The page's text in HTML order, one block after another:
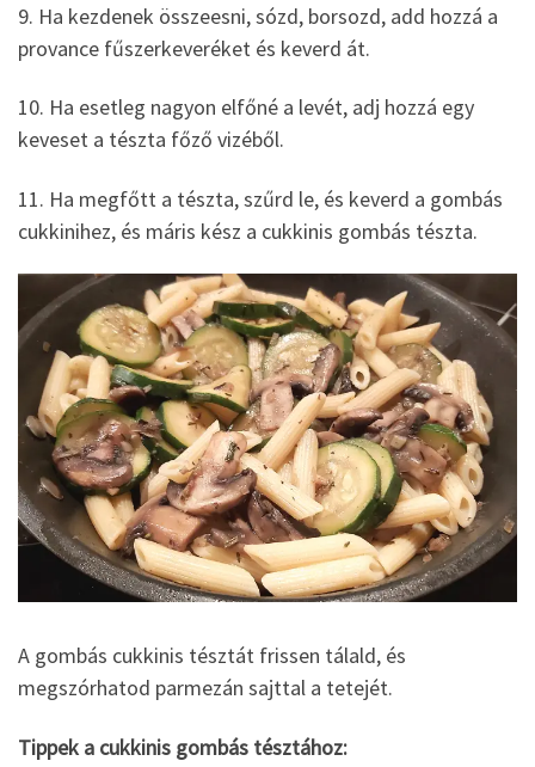
9. Ha kezdenek összeesni, sózd, borsozd, add hozzá a
provance fűszerkeveréket és keverd át.
10. Ha esetleg nagyon elfőné a levét, adj hozzá egy
keveset a tészta főző vizéből.
11. Ha megfőtt a tészta, szűrd le, és keverd a gombás
cukkinihez, és máris kész a cukkinis gombás tészta.
A gombás cukkinis tésztát frissen tálald, és
megszórhatod parmezán sajttal a tetejét.
Tippek a cukkinis gombás tésztához: